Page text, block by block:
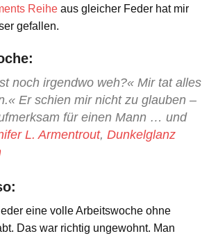
Reihe aus gleicher Feder hat mir
gefallen.
noch irgendwo weh?« Mir tat alles
Er schien mir nicht zu glauben –
für einen Mann … und
L. Armentrout, Dunkelglanz
eine volle Arbeitswoche ohne
Das war richtig ungewohnt. Man